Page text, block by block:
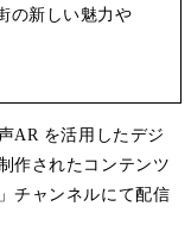
の新しい魅力や
AR を活用したデジ
作されたコンテンツ
チャンネルにて配信